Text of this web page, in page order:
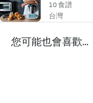
10 食譜
台灣
您可能也會喜歡...